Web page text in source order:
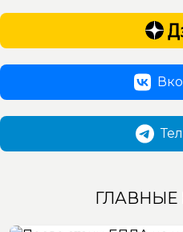
ГЛАВНЫЕ